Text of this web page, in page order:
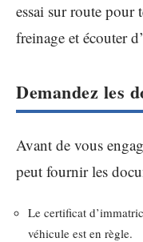
essai sur route pour
freinage et écouter
Demandez les
Avant de vous
peut fournir les
Le certificat
véhicule est en règle.